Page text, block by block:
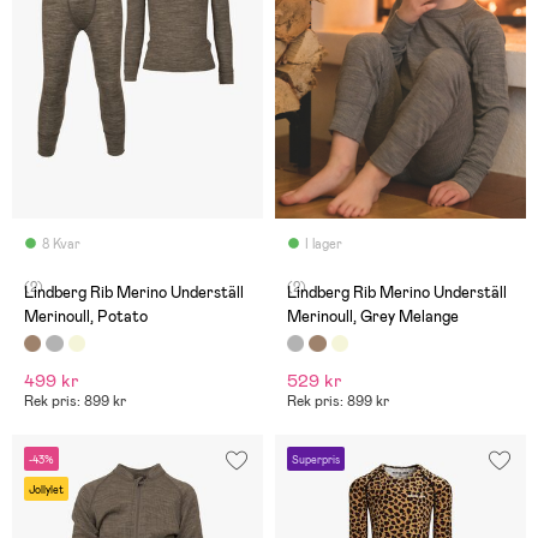
8 Kvar
(2)
Lindberg Rib Merino Underställ
Merinoull, Potato
499 kr
Rek pris: 899 kr
I lager
(2)
Lindberg Rib Merino Underställ
Merinoull, Grey Melange
529 kr
Rek pris: 899 kr
-43%
Jollylet
Superpris